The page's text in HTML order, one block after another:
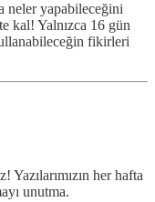
neler yapabileceğini
kal! Yalnızca 16 gün
fikirleri
her hafta
unutma.